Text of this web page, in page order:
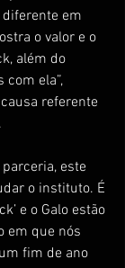
em
o valor e o
além do
com ela”,
referente
este
o instituto. É
e o Galo estão
em que nós
fim de ano